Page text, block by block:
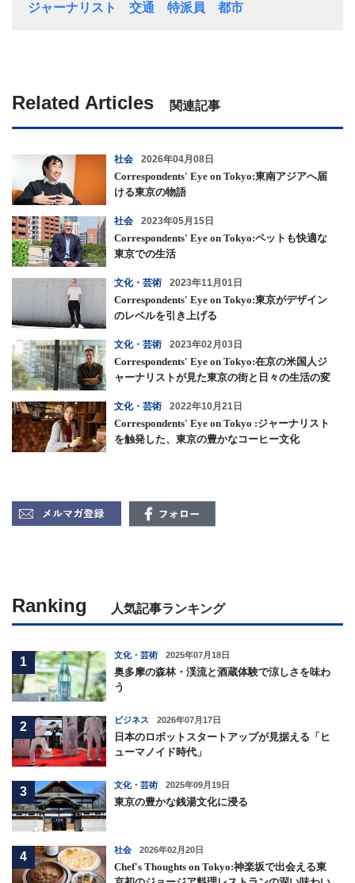
ジャーナリスト 交通 特派員 都市
Related Articles 関連記事
社会 2026年04月08日
Correspondents' Eye on Tokyo:東南アジアへ届
ける東京の物語
社会 2023年05月15日
Correspondents' Eye on Tokyo:ペットも快適な
東京での生活
文化・芸術 2023年11月01日
Correspondents' Eye on Tokyo:東京がデザイン
のレベルを引き上げる
文化・芸術 2023年02月03日
Correspondents' Eye on Tokyo:在京の米国人ジ
ャーナリストが見た東京の街と日々の生活の変
文化・芸術 2022年10月21日
Correspondents' Eye on Tokyo :ジャーナリスト
を触発した、東京の豊かなコーヒー文化
Ranking 人気記事ランキング
1
文化・芸術 2025年07月18日
奥多摩の森林・渓流と酒蔵体験で涼しさを味わ
う
2
ビジネス 2026年07月17日
日本のロボットスタートアップが見据える「ヒ
ューマノイド時代」
3
文化・芸術 2025年09月19日
東京の豊かな銭湯文化に浸る
4
社会 2026年02月20日
Chef's Thoughts on Tokyo:神楽坂で出会える東